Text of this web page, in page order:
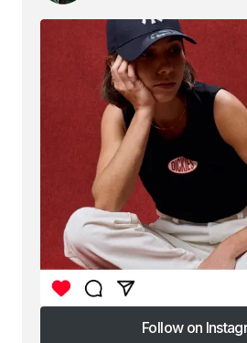
Follow on